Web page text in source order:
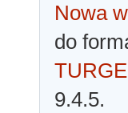
Nowa
do
9.4.5.